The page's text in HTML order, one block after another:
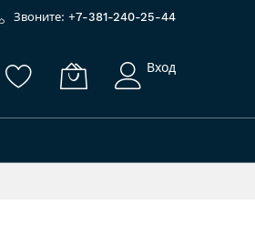
Звоните: +7-381-240-25-44
Вход